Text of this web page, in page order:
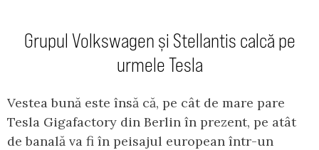
Grupul Volkswagen și Stellantis calcă pe
urmele Tesla
Vestea bună este însă că, pe cât de mare pare
Tesla Gigafactory din Berlin în prezent, pe atât
de banală va fi în peisajul european într-un